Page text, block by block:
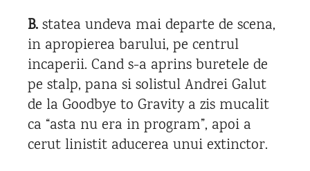
B.statea undeva mai departe de scena,
in apropierea barului, pe centrul
incaperii. Cand s-a aprins buretele de
pe stalp, pana si solistul Andrei Galut
de la Goodbye to Gravity a zis mucalit
ca “asta nu era in program”, apoi a
cerut linistit aducerea unui extinctor.